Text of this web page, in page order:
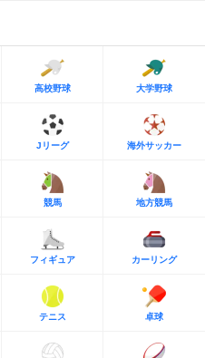
高校野球 大学野球
Jリーグ 海外サッカー
競馬 地方競馬
フィギュア カーリング
テニス 卓球